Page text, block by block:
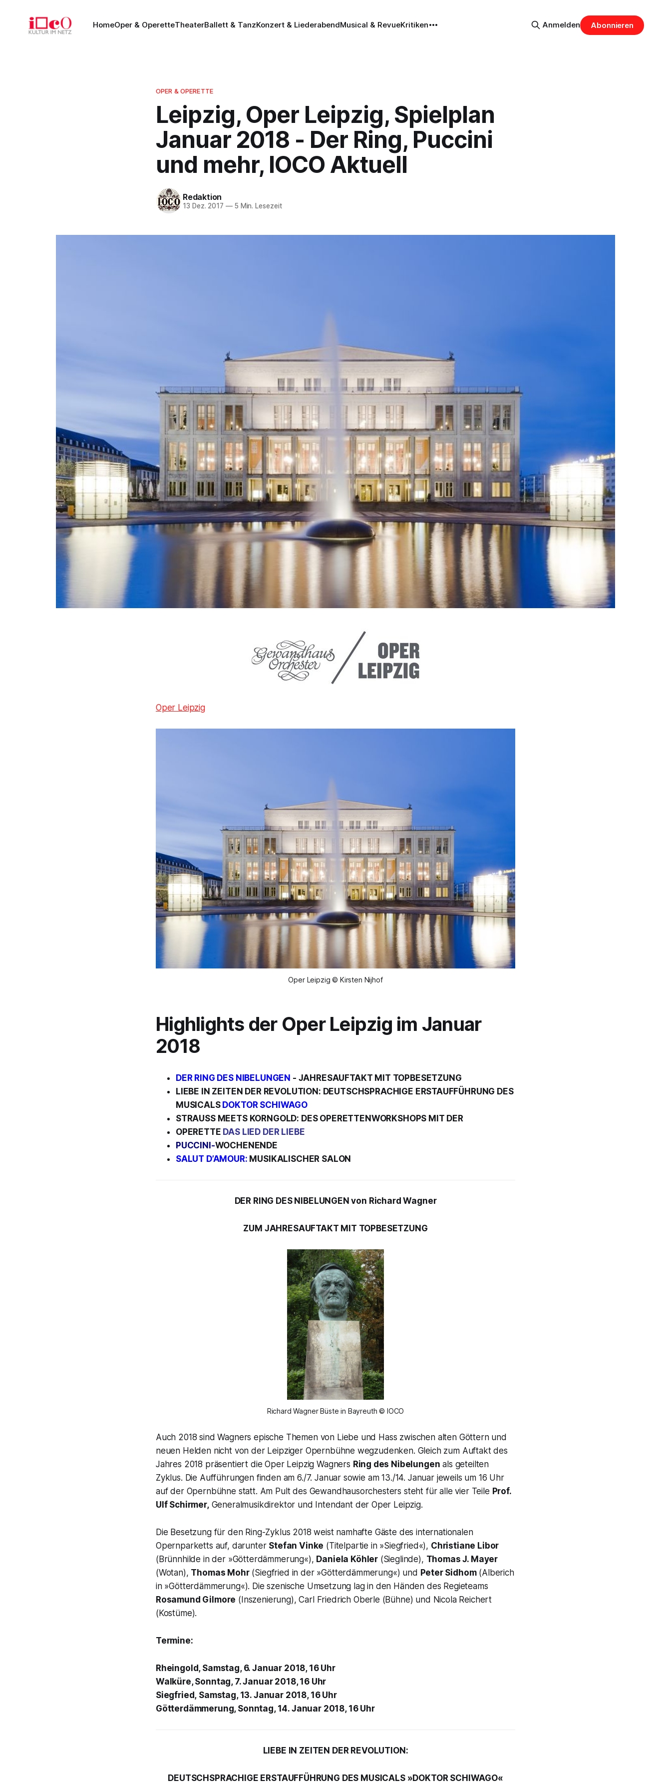
HomeOper & OperetteTheaterBallett & TanzKonzert & LiederabendMusical & RevueKritiken Anmelden Abonnieren
OPER & OPERETTE
Leipzig, Oper Leipzig, Spielplan
Januar 2018 - Der Ring, Puccini
und mehr, IOCO Aktuell
Redaktion
13 Dez. 2017 —5 Min. Lesezeit
Oper Leipzig
Oper Leipzig © Kirsten Nijhof
Highlights der Oper Leipzig im Januar
2018
DER RING DES NIBELUNGEN - JAHRESAUFTAKT MIT TOPBESETZUNG
LIEBE IN ZEITEN DER REVOLUTION: DEUTSCHSPRACHIGE ERSTAUFFÜHRUNG DES
MUSICALS DOKTOR SCHIWAGO
STRAUSS MEETS KORNGOLD: DES OPERETTENWORKSHOPS MIT DER
OPERETTE DAS LIED DER LIEBE
PUCCINI-WOCHENENDE
SALUT D’AMOUR: MUSIKALISCHER SALON
DER RING DES NIBELUNGEN von Richard Wagner
ZUM JAHRESAUFTAKT MIT TOPBESETZUNG
Richard Wagner Büste in Bayreuth © IOCO
Auch 2018 sind Wagners epische Themen von Liebe und Hass zwischen alten Göttern und
neuen Helden nicht von der Leipziger Opernbühne wegzudenken. Gleich zum Auftakt des
Jahres 2018 präsentiert die Oper Leipzig Wagners Ring des Nibelungen als geteilten
Zyklus. Die Aufführungen finden am 6./7. Januar sowie am 13./14. Januar jeweils um 16 Uhr
auf der Opernbühne statt. Am Pult des Gewandhausorchesters steht für alle vier Teile Prof.
Ulf Schirmer,Generalmusikdirektor und Intendant der Oper Leipzig.
Die Besetzung für den Ring-Zyklus 2018 weist namhafte Gäste des internationalen
Opernparketts auf, darunter Stefan Vinke (Titelpartie in »Siegfried«), Christiane Libor
(Brünnhilde in der »Götterdämmerung«), Daniela Köhler (Sieglinde), Thomas J. Mayer
(Wotan), Thomas Mohr(Siegfried in der »Götterdämmerung«) und Peter Sidhom(Alberich
in »Götterdämmerung«). Die szenische Umsetzung lag in den Händen des Regieteams
Rosamund Gilmore (Inszenierung), Carl Friedrich Oberle (Bühne) und Nicola Reichert
(Kostüme).
Termine:
Rheingold, Samstag, 6. Januar 2018, 16 Uhr
Walküre, Sonntag, 7. Januar 2018, 16 Uhr
Siegfried, Samstag, 13. Januar 2018, 16 Uhr
Götterdämmerung, Sonntag, 14. Januar 2018, 16 Uhr
LIEBE IN ZEITEN DER REVOLUTION:
DEUTSCHSPRACHIGE ERSTAUFFÜHRUNG DES MUSICALS »DOKTOR SCHIWAGO«